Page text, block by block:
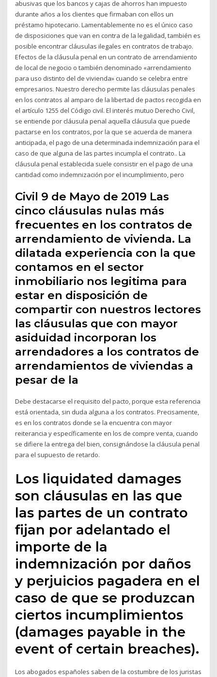
abusivas que los bancos y cajas de ahorros han impuesto
durante años a los clientes que firmaban con ellos un
préstamo hipotecario. Lamentablemente no es el único caso
de disposiciones que van en contra de la legalidad, también es
posible encontrar cláusulas ilegales en contratos de trabajo.
Efectos de la cláusula penal en un contrato de arrendamiento
de local de negocio o también denominado «arrendamiento
para uso distinto del de vivienda» cuando se celebra entre
empresarios. Nuestro derecho permite las cláusulas penales
en los contratos al amparo de la libertad de pactos recogida en
el artículo 1255 del Código civil. El interés mutuo Derecho Civil,
se entiende por cláusula penal aquella cláusula que puede
pactarse en los contratos, por la que se acuerda de manera
anticipada, el pago de una determinada indemnización para el
caso de que alguna de las partes incumpla el contrato.. La
cláusula penal establecida suele consistir en el pago de una
cantidad como indemnización por el incumplimiento, pero
Civil 9 de Mayo de 2019 Las
cinco cláusulas nulas más
frecuentes en los contratos de
arrendamiento de vivienda. La
dilatada experiencia con la que
contamos en el sector
inmobiliario nos legitima para
estar en disposición de
compartir con nuestros lectores
las cláusulas que con mayor
asiduidad incorporan los
arrendadores a los contratos de
arrendamientos de viviendas a
pesar de la
Debe destacarse el requisito del pacto, porque esta referencia
está orientada, sin duda alguna a los contratos. Precisamente,
es en los contratos donde se la encuentra con mayor
reiterancia y específicamente en los de compre venta, cuando
se difiere la entrega del bien, consignándose la cláusula penal
para el supuesto de retardo.
Los liquidated damages
son cláusulas en las que
las partes de un contrato
fijan por adelantado el
importe de la
indemnización por daños
y perjuicios pagadera en el
caso de que se produzcan
ciertos incumplimientos
(damages payable in the
event of certain breaches).
Los abogados españoles saben de la costumbre de los juristas